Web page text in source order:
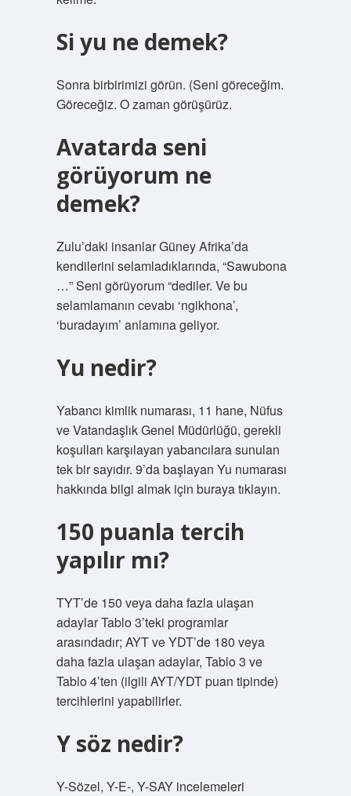
Si yu ne demek?
Sonra birbirimizi görün. (Seni göreceğim.
Göreceğiz. O zaman görüşürüz.
Avatarda seni
görüyorum ne
demek?
Zulu’daki insanlar Güney Afrika’da
kendilerini selamladıklarında, “Sawubona
…” Seni görüyorum “dediler. Ve bu
selamlamanın cevabı ‘ngikhona’,
‘buradayım’ anlamına geliyor.
Yu nedir?
Yabancı kimlik numarası, 11 hane, Nüfus
ve Vatandaşlık Genel Müdürlüğü, gerekli
koşulları karşılayan yabancılara sunulan
tek bir sayıdır. 9’da başlayan Yu numarası
hakkında bilgi almak için buraya tıklayın.
150 puanla tercih
yapılır mı?
TYT’de 150 veya daha fazla ulaşan
adaylar Tablo 3’teki programlar
arasındadır; AYT ve YDT’de 180 veya
daha fazla ulaşan adaylar, Tablo 3 ve
Tablo 4’ten (ilgili AYT/YDT puan tipinde)
tercihlerini yapabilirler.
Y söz nedir?
Y-Sözel, Y-E-, Y-SAY incelemeleri